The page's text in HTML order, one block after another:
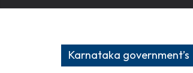
Karnataka government’s